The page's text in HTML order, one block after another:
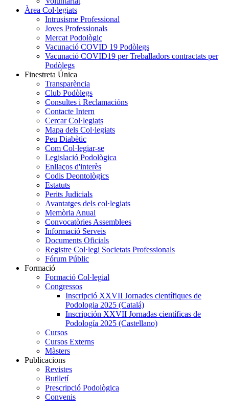
Àrea Col·legiats
Intrusisme Professional
Joves Professionals
Mercat Podològic
Vacunació COVID 19 Podòlegs
Vacunació COVID19 per Treballadors contractats per
Podòlegs
Finestreta Única
Transparència
Club Podòlegs
Consultes i Reclamacións
Contacte Intern
Cercar Col·legiats
Mapa dels Col·legiats
Peu Diabètic
Com Col·legiar-se
Legislació Podològica
Enllaços d'interès
Codis Deontològics
Estatuts
Perits Judicials
Avantatges dels col·legiats
Memòria Anual
Convocatòries Assemblees
Informació Serveis
Documents Oficials
Registre Col·legi Societats Professionals
Fórum Públic
Formació
Formació Col·legial
Congressos
Inscripció XXVII Jornades científiques de
Podologia 2025 (Catalá)
Inscripción XXVII Jornadas científicas de
Podología 2025 (Castellano)
Cursos
Cursos Externs
Màsters
Publicacions
Revistes
Butlletí
Prescripció Podològica
Convenis